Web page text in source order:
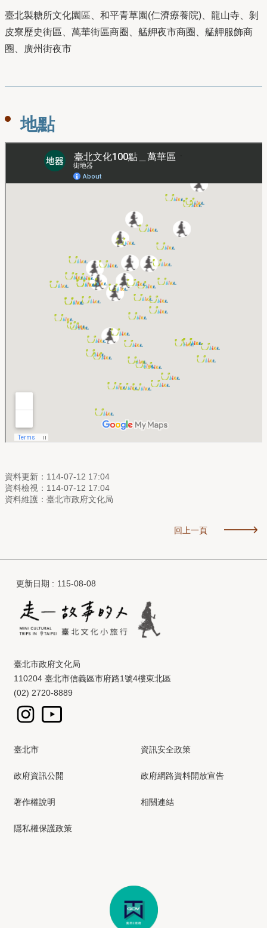
臺北製糖所文化園區、和平青草園(仁濟療養院)、龍山寺、剝
皮寮歷史街區、萬華街區商圈、艋舺夜市商圈、艋舺服飾商
圈、廣州街夜市
地點
資料更新：114-07-12 17:04
資料檢視：114-07-12 17:04
資料維護：臺北市政府文化局
回上一頁
更新日期 115-08-08
臺北市政府文化局
110204 臺北市信義區市府路1號4樓東北區
(02) 2720-8889
臺北市
政府資訊公開
著作權說明
隱私權保護政策
資訊安全政策
政府網路資料開放宣告
相關連結